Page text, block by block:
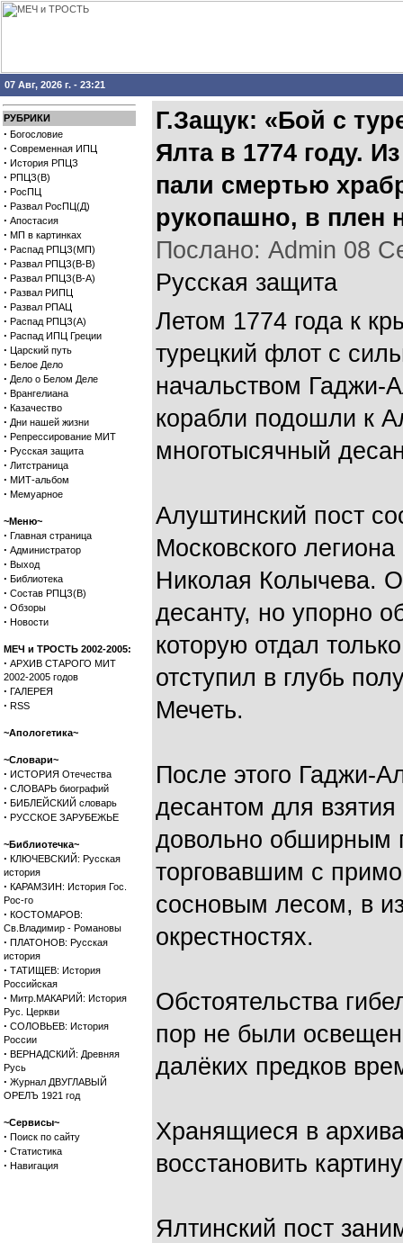
07 Авг, 2026 г. - 23:21
РУБРИКИ
· Богословие
· Современная ИПЦ
· История РПЦЗ
· РПЦЗ(В)
· РосПЦ
· Развал РосПЦ(Д)
· Апостасия
· МП в картинках
· Распад РПЦЗ(МП)
· Развал РПЦЗ(В-В)
· Развал РПЦЗ(В-А)
· Развал РИПЦ
· Развал РПАЦ
· Распад РПЦЗ(А)
· Распад ИПЦ Греции
· Царский путь
· Белое Дело
· Дело о Белом Деле
· Врангелиана
· Казачество
· Дни нашей жизни
· Репрессирование МИТ
· Русская защита
· Литстраница
· МИТ-альбом
· Мемуарное
~Меню~
· Главная страница
· Администратор
· Выход
· Библиотека
· Состав РПЦЗ(В)
· Обзоры
· Новости
МЕЧ и ТРОСТЬ 2002-2005:
· АРХИВ СТАРОГО МИТ
2002-2005 годов
· ГАЛЕРЕЯ
· RSS
~Апологетика~
~Словари~
· ИСТОРИЯ Отечества
· СЛОВАРЬ биографий
· БИБЛЕЙСКИЙ словарь
· РУССКОЕ ЗАРУБЕЖЬЕ
~Библиотечка~
· КЛЮЧЕВСКИЙ: Русская
история
· КАРАМЗИН: История Гос.
Рос-го
· КОСТОМАРОВ:
Св.Владимир - Романовы
· ПЛАТОНОВ: Русская
история
· ТАТИЩЕВ: История
Российская
· Митр.МАКАРИЙ: История
Рус. Церкви
· СОЛОВЬЕВ: История
России
· ВЕРНАДСКИЙ: Древняя
Русь
· Журнал ДВУГЛАВЫЙ
ОРЕЛЪ 1921 год
~Сервисы~
· Поиск по сайту
· Статистика
· Навигация
Г.Защук: «Бой с
Ялта в 1774 году.
пали смертью
рукопашно, в плен
Послано: Admin 08
Русская защита
Летом 1774 года к
турецкий флот с
начальством Гаджи-
корабли подошли к
многотысячный
Алуштинский пост
Московского
Николая Колычева.
десанту, но упорно
которую отдал
отступил в глубь
Мечеть.
После этого Гаджи-
десантом для
довольно обширным
торговавшим с
сосновым лесом, в
окрестностях.
Обстоятельства
пор не были
далёких предков
Хранящиеся в
восстановить
Ялтинский пост